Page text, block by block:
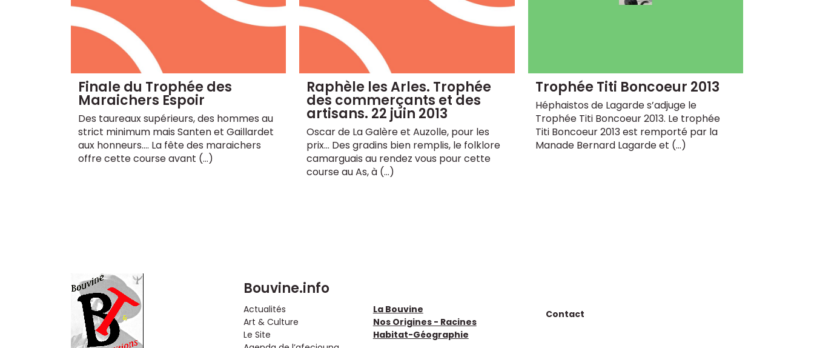
Finale du Trophée des
Maraichers Espoir
Des taureaux supérieurs, des hommes au
strict minimum mais Santen et Gaillardet
aux honneurs.... La fête des maraichers
offre cette course avant (…)
Raphèle les Arles. Trophée
des commerçants et des
artisans. 22 juin 2013
Oscar de La Galère et Auzolle, pour les
prix… Des gradins bien remplis, le folklore
camarguais au rendez vous pour cette
course au As, à (…)
Trophée Titi Boncoeur 2013
Héphaistos de Lagarde s’adjuge le
Trophée Titi Boncoeur 2013. Le trophée
Titi Boncoeur 2013 est remporté par la
Manade Bernard Lagarde et (…)
Bouvine.info
Actualités
Art & Culture
Le Site
La Bouvine
Nos Origines - Racines
Habitat-Géographie
Contact